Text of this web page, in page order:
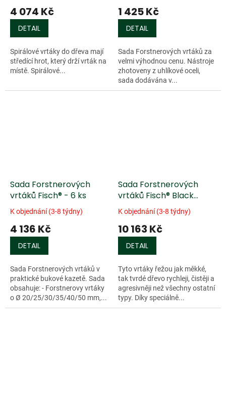
4 074 Kč
DETAIL
Spirálové vrtáky do dřeva mají
středící hrot, který drží vrták na
místě. Spirálové...
1 425 Kč
DETAIL
Sada Forstnerových vrtáků za
velmi výhodnou cenu. Nástroje
zhotoveny z uhlíkové oceli,
sada dodávána v...
Sada Forstnerových
vrtáků Fisch® - 6 ks
K objednání (3-8 týdny)
4 136 Kč
DETAIL
Sada Forstnerových vrtáků v
praktické bukové kazetě. Sada
obsahuje: - Forstnerovy vrtáky
o Ø 20/25/30/35/40/50 mm,...
Sada Forstnerových
vrtáků Fisch® Black
Shark - 10 ks
K objednání (3-8 týdny)
10 163 Kč
DETAIL
Tyto vrtáky řežou jak měkké,
tak tvrdé dřevo rychleji, čistěji a
agresivněji než všechny ostatní
typy. Díky speciálně...